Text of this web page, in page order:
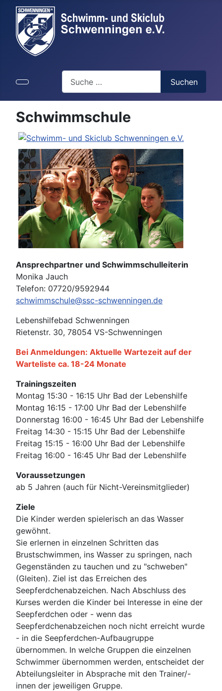
Suchen
Schwimmschule
Ansprechpartner und Schwimmschulleiterin
Monika Jauch
Telefon: 07720/9592944
schwimmschule@ssc-schwenningen.de
Lebenshilfebad Schwenningen
Rietenstr. 30, 78054 VS-Schwenningen
Bei Anmeldungen: Aktuelle Wartezeit auf der
Warteliste ca. 18-24 Monate
Trainingszeiten
Montag 15:30 - 16:15 Uhr Bad der Lebenshilfe
Montag 16:15 - 17:00 Uhr Bad der Lebenshilfe
Donnerstag 16:00 - 16:45 Uhr Bad der Lebenshilfe
Freitag 14:30 - 15:15 Uhr Bad der Lebenshilfe
Freitag 15:15 - 16:00 Uhr Bad der Lebenshilfe
Freitag 16:00 - 16:45 Uhr Bad der Lebenshilfe
Voraussetzungen
ab 5 Jahren (auch für Nicht-Vereinsmitglieder)
Ziele
Die Kinder werden spielerisch an das Wasser
gewöhnt.
Sie erlernen in einzelnen Schritten das
Brustschwimmen, ins Wasser zu springen, nach
Gegenständen zu tauchen und zu "schweben"
(Gleiten). Ziel ist das Erreichen des
Seepferdchenabzeichen. Nach Abschluss des
Kurses werden die Kinder bei Interesse in eine der
Seepferdchen oder - wenn das
Seepferdchenabzeichen noch nicht erreicht wurde
- in die Seepferdchen-Aufbaugruppe
übernommen. In welche Gruppen die einzelnen
Schwimmer übernommen werden, entscheidet der
Abteilungsleiter in Absprache mit den Trainer/-
innen der jeweiligen Gruppe.